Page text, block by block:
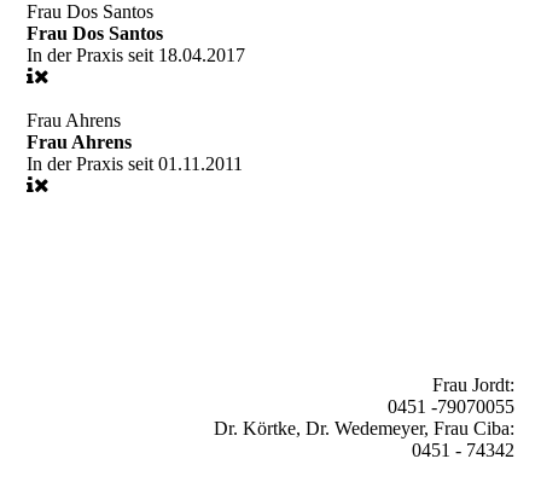
Frau Dos Santos
Frau Dos Santos
In der Praxis seit 18.04.2017
Frau Ahrens
Frau Ahrens
In der Praxis seit01.11.2011
Frau Jordt:
0451 -79070055
Dr. Körtke, Dr. Wedemeyer, Frau Ciba:
0451 - 74342